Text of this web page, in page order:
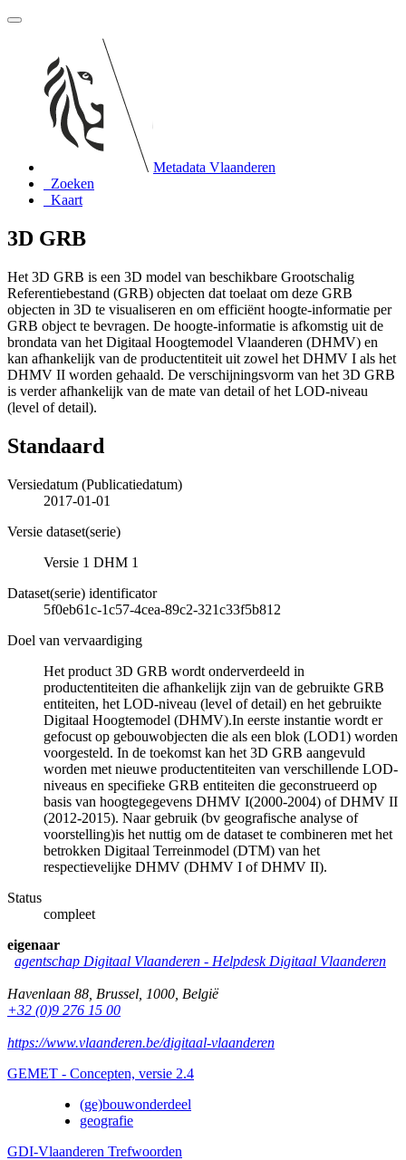
Metadata Vlaanderen
Zoeken
Kaart
3D GRB
Het 3D GRB is een 3D model van beschikbare Grootschalig
Referentiebestand (GRB) objecten dat toelaat om deze GRB
objecten in 3D te visualiseren en om efficiënt hoogte-informatie per
GRB object te bevragen. De hoogte-informatie is afkomstig uit de
brondata van het Digitaal Hoogtemodel Vlaanderen (DHMV) en
kan afhankelijk van de productentiteit uit zowel het DHMV I als het
DHMV II worden gehaald. De verschijningsvorm van het 3D GRB
is verder afhankelijk van de mate van detail of het LOD-niveau
(level of detail).
Standaard
Versiedatum (Publicatiedatum)
2017-01-01
Versie dataset(serie)
Versie 1 DHM 1
Dataset(serie) identificator
5f0eb61c-1c57-4cea-89c2-321c33f5b812
Doel van vervaardiging
Het product 3D GRB wordt onderverdeeld in
productentiteiten die afhankelijk zijn van de gebruikte GRB
entiteiten, het LOD-niveau (level of detail) en het gebruikte
Digitaal Hoogtemodel (DHMV).In eerste instantie wordt er
gefocust op gebouwobjecten die als een blok (LOD1) worden
voorgesteld. In de toekomst kan het 3D GRB aangevuld
worden met nieuwe productentiteiten van verschillende LOD-
niveaus en specifieke GRB entiteiten die geconstrueerd op
basis van hoogtegegevens DHMV I(2000-2004) of DHMV II
(2012-2015). Naar gebruik (bv geografische analyse of
voorstelling)is het nuttig om de dataset te combineren met het
betrokken Digitaal Terreinmodel (DTM) van het
respectievelijke DHMV (DHMV I of DHMV II).
Status
compleet
eigenaar
agentschap Digitaal Vlaanderen - Helpdesk Digitaal Vlaanderen
Havenlaan 88 Brussel 1000 België
+32 (0)9 276 15 00
https://www.vlaanderen.be/digitaal-vlaanderen
GEMET - Concepten, versie 2.4
(ge)bouwonderdeel
geografie
GDI-Vlaanderen Trefwoorden